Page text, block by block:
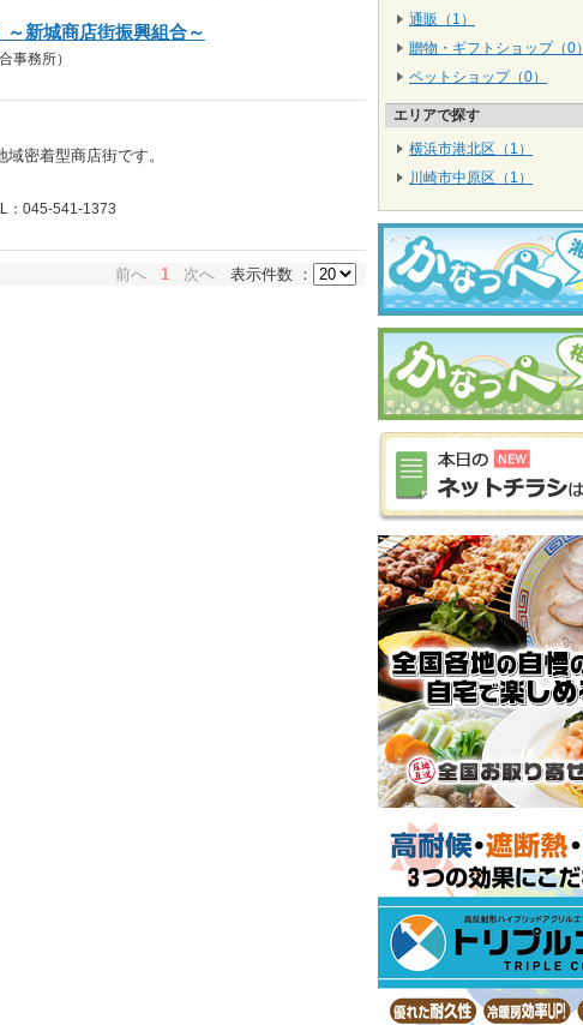
通販（1）
贈物・ギフトショップ（0）
ペットショップ（0）
エリアで探す
横浜市港北区（1）
川崎市中原区（1）
新城商店街振興組合～
事務所）
密着型商店街です。
：045-541-1373
前へ 1 次へ 表示件数 ：